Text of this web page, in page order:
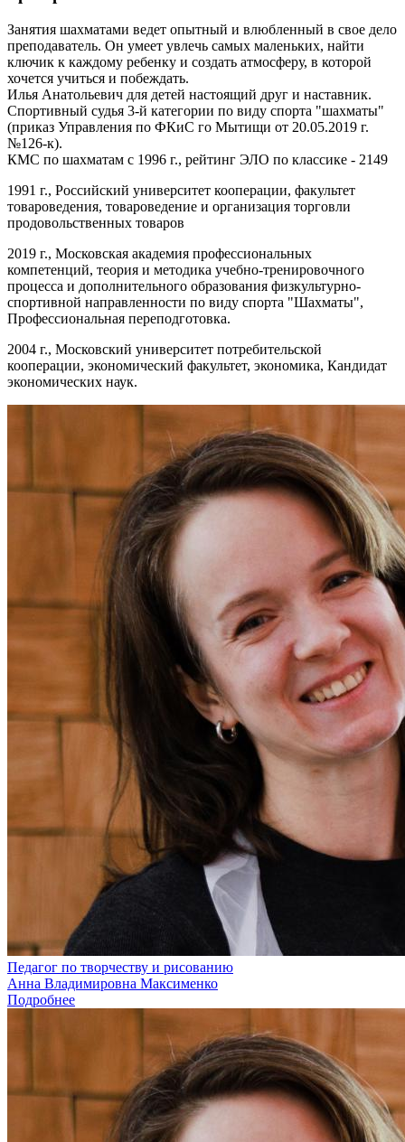
Занятия шахматами ведет опытный и влюбленный в свое дело
преподаватель. Он умеет увлечь самых маленьких, найти
ключик к каждому ребенку и создать атмосферу, в которой
хочется учиться и побеждать.
Илья Анатольевич для детей настоящий друг и наставник.
Спортивный судья 3-й категории по виду спорта "шахматы"
(приказ Управления по ФКиС го Мытищи от 20.05.2019 г.
№126-к).
КМС по шахматам с 1996 г., рейтинг ЭЛО по классике - 2149
1991 г., Российский университет кооперации, факультет
товароведения, товароведение и организация торговли
продовольственных товаров
2019 г., Московская академия профессиональных
компетенций, теория и методика учебно-тренировочного
процесса и дополнительного образования физкультурно-
спортивной направленности по виду спорта "Шахматы",
Профессиональная переподготовка.
2004 г., Московский университет потребительской
кооперации, экономический факультет, экономика, Кандидат
экономических наук.
Педагог по творчеству и рисованию
Анна Владимировна Максименко
Подробнее